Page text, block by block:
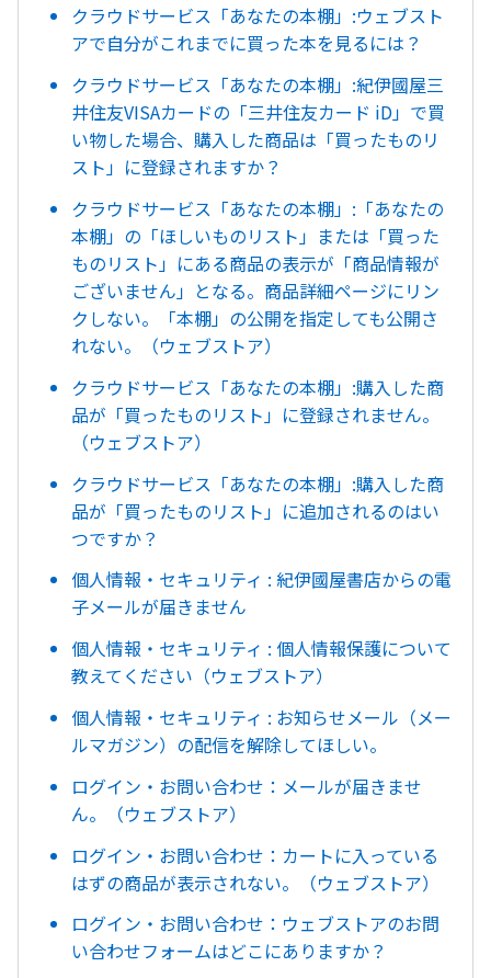
クラウドサービス「あなたの本棚」:ウェブスト
アで自分がこれまでに買った本を見るには？
クラウドサービス「あなたの本棚」:紀伊國屋三
井住友VISAカードの「三井住友カード iD」で買
い物した場合、購入した商品は「買ったものリ
スト」に登録されますか？
クラウドサービス「あなたの本棚」:「あなたの
本棚」の「ほしいものリスト」または「買った
ものリスト」にある商品の表示が「商品情報が
ございません」となる。商品詳細ページにリン
クしない。「本棚」の公開を指定しても公開さ
れない。（ウェブストア）
クラウドサービス「あなたの本棚」:購入した商
品が「買ったものリスト」に登録されません。
（ウェブストア）
クラウドサービス「あなたの本棚」:購入した商
品が「買ったものリスト」に追加されるのはい
つですか？
個人情報・セキュリティ : 紀伊國屋書店からの電
子メールが届きません
個人情報・セキュリティ : 個人情報保護について
教えてください（ウェブストア）
個人情報・セキュリティ : お知らせメール（メー
ルマガジン）の配信を解除してほしい。
ログイン・お問い合わせ：メールが届きませ
ん。（ウェブストア）
ログイン・お問い合わせ：カートに入っている
はずの商品が表示されない。（ウェブストア）
ログイン・お問い合わせ：ウェブストアのお問
い合わせフォームはどこにありますか？